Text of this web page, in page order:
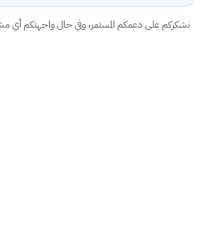
نشكركم على دعمكم المستمر، وفي حال واجهتكم أي